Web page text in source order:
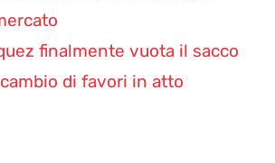
finalmente vuota il sacco
di favori in atto